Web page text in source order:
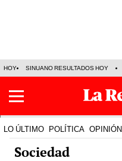
HOY SINUANO RESULTADOS HOY
LO ÚLTIMO POLÍTICA OPINIÓN
Sociedad